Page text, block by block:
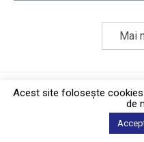
Mai
Politica de
Acest site foloseşte
de